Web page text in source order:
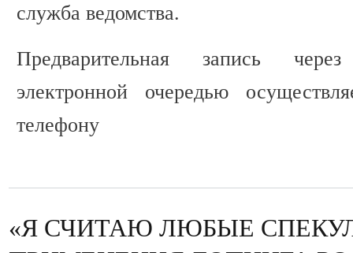
служба ведомства.
Предварительная запись
электронной очередью
телефону
«Я СЧИТАЮ ЛЮБЫЕ